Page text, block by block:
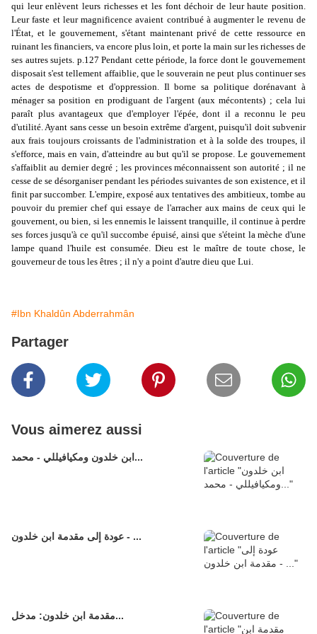
qui leur enlèvent leurs richesses et les font déchoir de leur haute position.
Leur faste et leur magnificence avaient contribué à augmenter le revenu de
l'État, et le gouvernement, s'étant maintenant privé de cette ressource en
ruinant les financiers, va encore plus loin, et porte la main sur les richesses de
ses autres sujets. p.127 Pendant cette période, la force dont le gouvernement
disposait s'est tellement affaiblie, que le souverain ne peut plus continuer ses
actes de despotisme et d'oppression. Il borne sa politique dorénavant à
ménager sa position en prodiguant de l'argent (aux mécontents) ; cela lui
paraît plus avantageux que d'employer l'épée, dont il a reconnu le peu
d'utilité. Ayant sans cesse un besoin extrême d'argent, puisqu'il doit subvenir
aux frais toujours croissants de l'administration et à la solde des troupes, il
s'efforce, mais en vain, d'atteindre au but qu'il se propose. Le gouvernement
s'affaiblit au dernier degré ; les provinces méconnaissent son autorité ; il ne
cesse de se désorganiser pendant les périodes suivantes de son existence, et il
finit par succomber. L'empire, exposé aux tentatives des ambitieux, tombe au
pouvoir du premier chef qui essaye de l'arracher aux mains de ceux qui le
gouvernent, ou bien, si les ennemis le laissent tranquille, il continue à perdre
ses forces jusqu'à ce qu'il succombe épuisé, ainsi que s'éteint la mèche d'une
lampe quand l'huile est consumée. Dieu est le maître de toute chose, le
gouverneur de tous les êtres ; il n'y a point d'autre dieu que Lui.
#Ibn Khaldûn Abderrahmân
Partager
Vous aimerez aussi
ابن خلدون ومكيافيللي - محمد...
عودة إلى مقدمة ابن خلدون - ...
مقدمة ابن خلدون: مدخل...